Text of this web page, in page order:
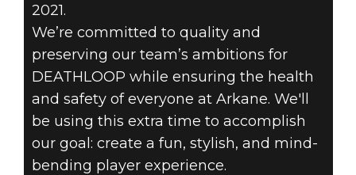
A MESSAGE
FROM THE
TEAM AT
ARKANE LYON
2021.
We’re committed to quality and
preserving our team’s ambitions for
DEATHLOOP while ensuring the health
and safety of everyone at Arkane. We'll
be using this extra time to accomplish
our goal: create a fun, stylish, and mind-
bending player experience.